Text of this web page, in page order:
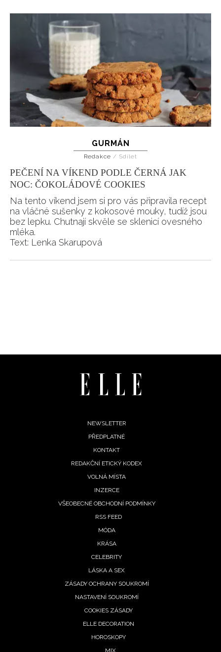
INFORMACE
REDAKCE
NEWSLETTER
GURMÁN
Redakce / Sdílet
PEČENÍ NA VÍKEND PODLE ČERNÁ JAK
NOC: ČOKOLÁDOVÉ COOKIES
Na tento víkend jsem si pro vás připravila recept
na vláčné sušenky z kokosové mouky, tudíž jsou
bez lepku. Chutnají skvěle se sklenicí ovesného
mléka.
Text: Lenka Skarupová
NEWSLETTER
PŘEDPLATNÉ
KONTAKT
REDAKČNÍ ETICKÝ KODEX
VOLNÁ MÍSTA
INZERCE
VŠEOBECNÉ OBCHODNÍ PODMÍNKY
RSS FEED
MÓDA
KRÁSA
CELEBRITY
LÁSKA A SEX
ZÁSADY OCHRANY SOUKROMÍ
NASTAVENÍ SOUKROMÍ
COOKIES ZÁSADY
ELLE DECORATION
HOROSKOPY
MIX